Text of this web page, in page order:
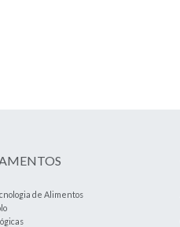
de Alimentos